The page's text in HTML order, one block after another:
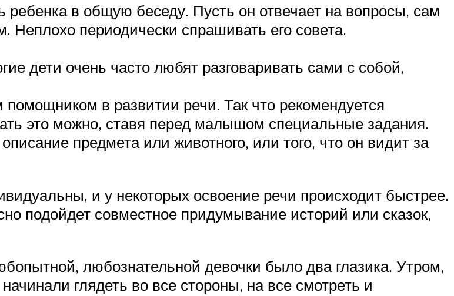
в общую беседу. Пусть он отвечает на вопросы, сам
Неплохо периодически спрашивать его совета.
дети очень часто любят разговаривать сами с собой,
в развитии речи. Так что рекомендуется
это можно, ставя перед малышом специальные задания.
предмета или животного, или того, что он видит за
и у некоторых освоение речи происходит быстрее.
подойдет совместное придумывание историй или сказок,
любознательной девочки было два глазика. Утром,
глядеть во все стороны, на все смотреть и